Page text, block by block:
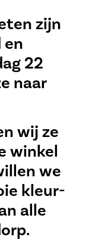
zijn
en
22
naar
wij ze
winkel
we
kleur-
alle